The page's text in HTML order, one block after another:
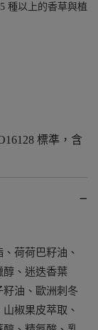
種以上的香草與植
標準，含
−
荷荷巴籽油、
醇、迷迭香葉
籽油、歐洲刺冬
椒果皮萃取、